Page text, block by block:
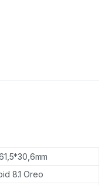
8.1 Oreo